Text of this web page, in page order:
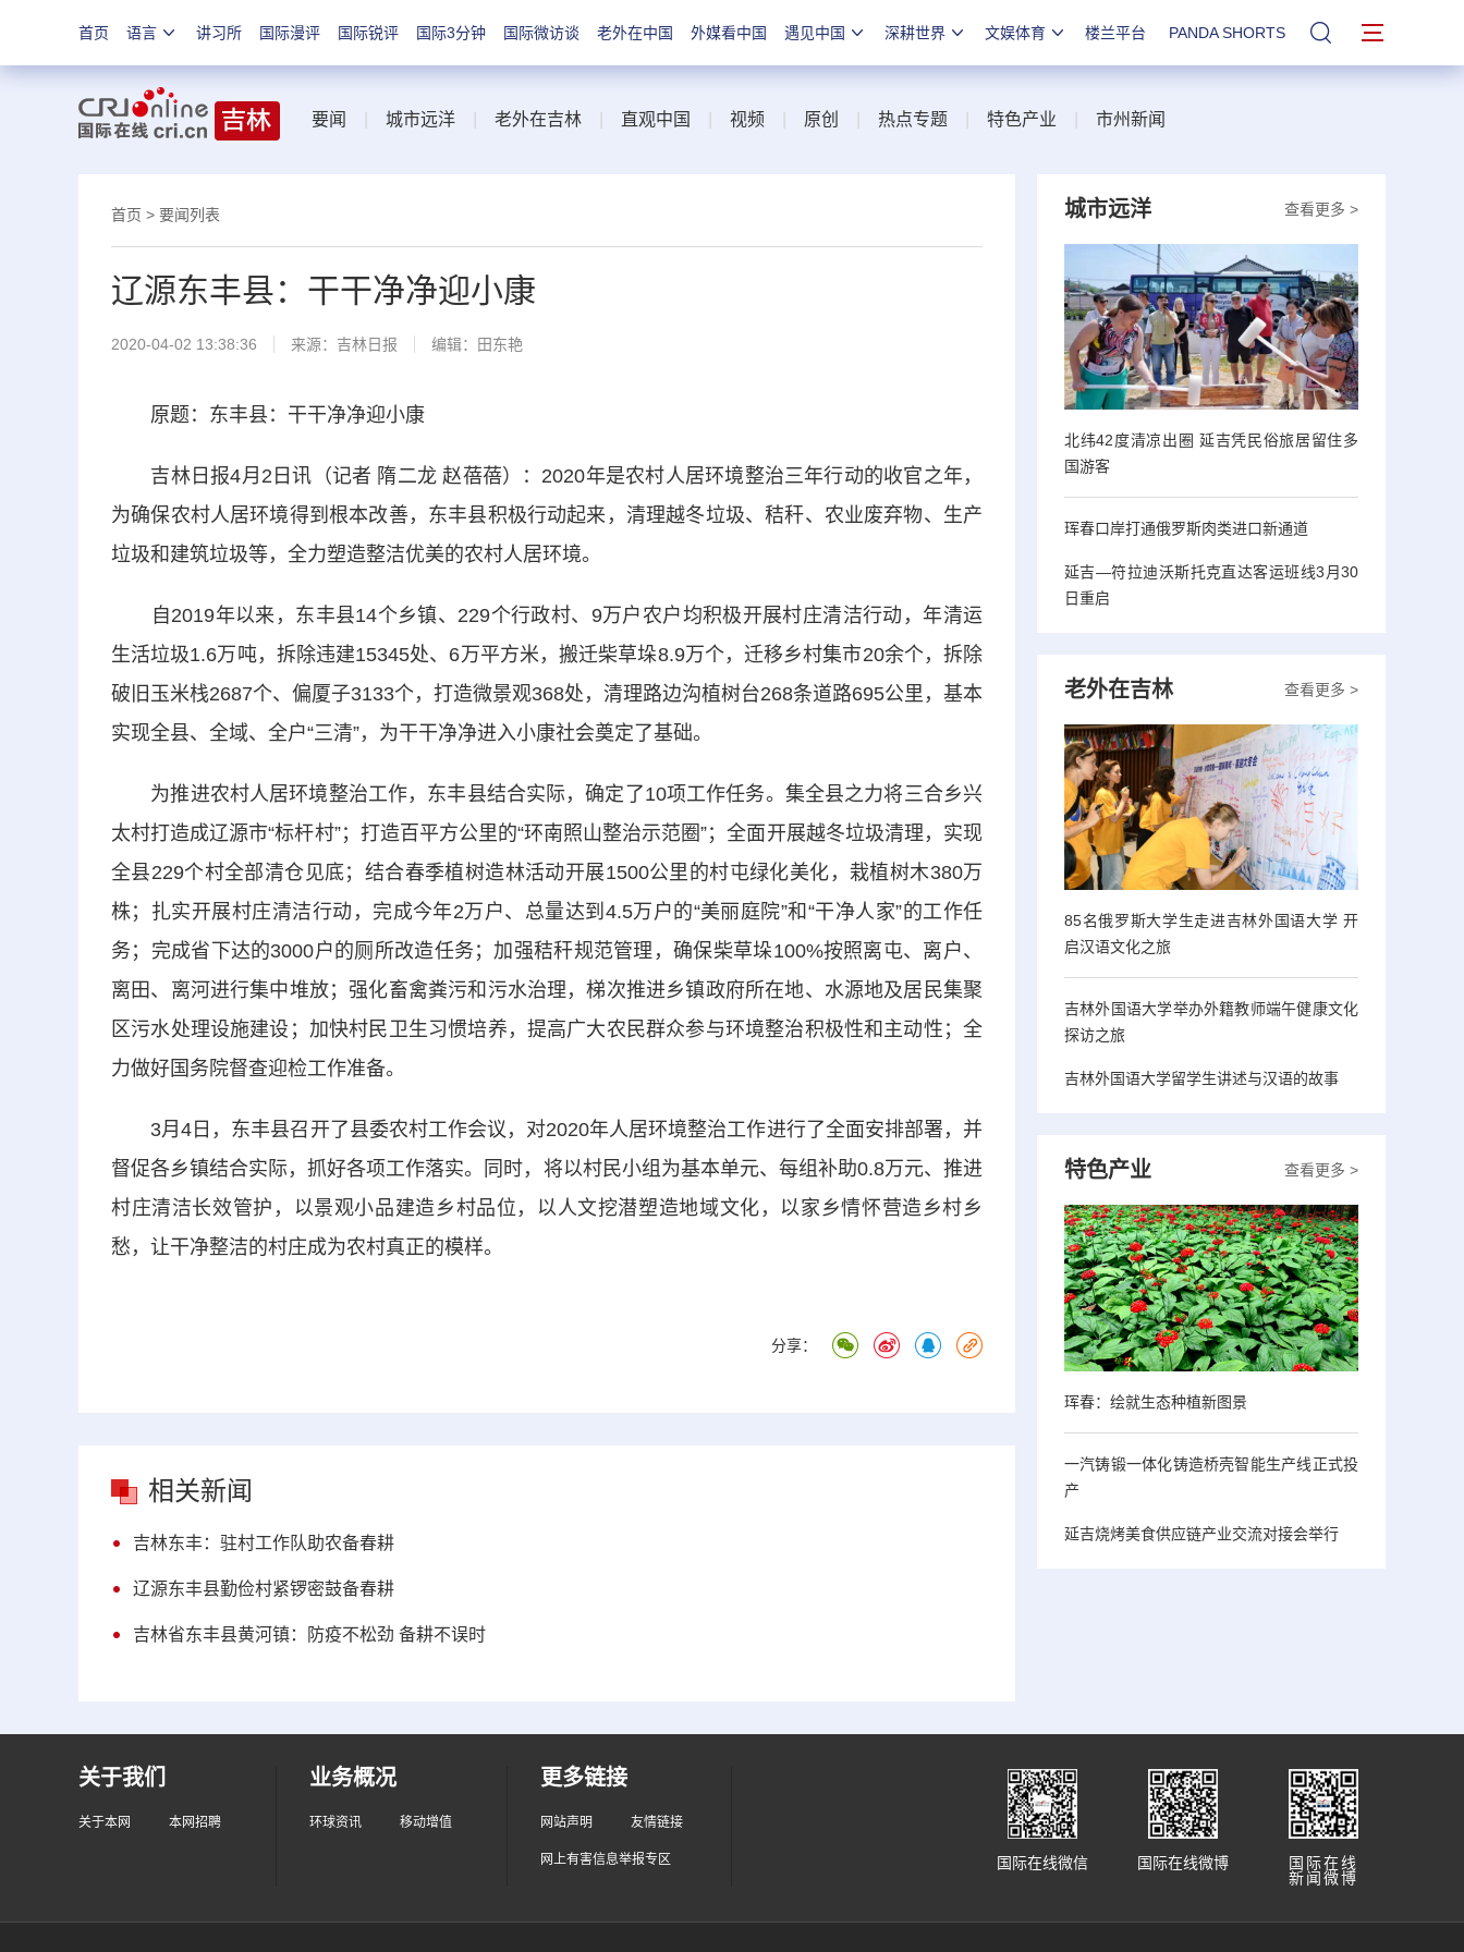
首页 语言 讲习所 国际漫评 国际锐评 国际3分钟 国际微访谈 老外在中国 外媒看中国 遇见中国 深耕世界 文娱体育 楼兰平台 PANDA SHORTS 站内搜索
要闻 城市远洋 老外在吉林 直观中国 视频 原创 热点专题 特色产业 市州新闻
首页 > 要闻列表
辽源东丰县：干干净净迎小康
2020-04-02 13:38:36 来源： 吉林日报 编辑：田东艳
原题：东丰县：干干净净迎小康
吉林日报4月2日讯（记者 隋二龙 赵蓓蓓）：2020年是农村人居环境整治三年行动的收官之年，
为确保农村人居环境得到根本改善，东丰县积极行动起来，清理越冬垃圾、秸秆、农业废弃物、生产
垃圾和建筑垃圾等，全力塑造整洁优美的农村人居环境。
自2019年以来，东丰县14个乡镇、229个行政村、9万户农户均积极开展村庄清洁行动，年清运
生活垃圾1.6万吨，拆除违建15345处、6万平方米，搬迁柴草垛8.9万个，迁移乡村集市20余个，拆除
破旧玉米栈2687个、偏厦子3133个，打造微景观368处，清理路边沟植树台268条道路695公里，基本
实现全县、全域、全户“三清”，为干干净净进入小康社会奠定了基础。
为推进农村人居环境整治工作，东丰县结合实际，确定了10项工作任务。集全县之力将三合乡兴
太村打造成辽源市“标杆村”；打造百平方公里的“环南照山整治示范圈”；全面开展越冬垃圾清理，实现
全县229个村全部清仓见底；结合春季植树造林活动开展1500公里的村屯绿化美化，栽植树木380万
株；扎实开展村庄清洁行动，完成今年2万户、总量达到4.5万户的“美丽庭院”和“干净人家”的工作任
务；完成省下达的3000户的厕所改造任务；加强秸秆规范管理，确保柴草垛100%按照离屯、离户、
离田、离河进行集中堆放；强化畜禽粪污和污水治理，梯次推进乡镇政府所在地、水源地及居民集聚
区污水处理设施建设；加快村民卫生习惯培养，提高广大农民群众参与环境整治积极性和主动性；全
力做好国务院督查迎检工作准备。
3月4日，东丰县召开了县委农村工作会议，对2020年人居环境整治工作进行了全面安排部署，并
督促各乡镇结合实际，抓好各项工作落实。同时，将以村民小组为基本单元、每组补助0.8万元、推进
村庄清洁长效管护，以景观小品建造乡村品位，以人文挖潜塑造地域文化，以家乡情怀营造乡村乡
愁，让干净整洁的村庄成为农村真正的模样。
分享：
相关新闻
吉林东丰：驻村工作队助农备春耕
辽源东丰县勤俭村紧锣密鼓备春耕
吉林省东丰县黄河镇：防疫不松劲 备耕不误时
查看更多 >
城市远洋
北纬42度清凉出圈 延吉凭民俗旅居留住多
国游客
珲春口岸打通俄罗斯肉类进口新通道
延吉—符拉迪沃斯托克直达客运班线3月30
日重启
查看更多 >
老外在吉林
85名俄罗斯大学生走进吉林外国语大学 开
启汉语文化之旅
吉林外国语大学举办外籍教师端午健康文化
探访之旅
吉林外国语大学留学生讲述与汉语的故事
查看更多 >
特色产业
珲春：绘就生态种植新图景
一汽铸锻一体化铸造桥壳智能生产线正式投
产
延吉烧烤美食供应链产业交流对接会举行
关于我们
关于本网 本网招聘
业务概况
环球资讯 移动增值
更多链接
网站声明 友情链接
网上有害信息举报专区
国际在线
新闻微博
国际在线微博
国际在线微信